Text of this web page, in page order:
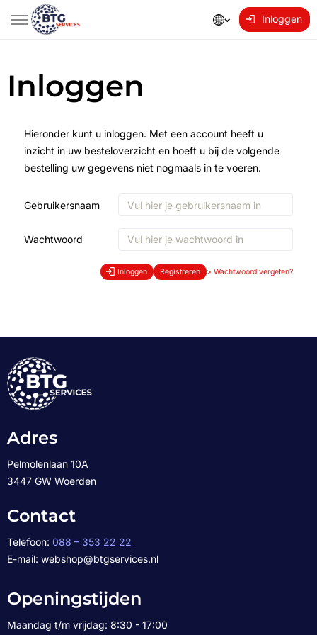
Inloggen
Inloggen
Hieronder kunt u inloggen. Met een account heeft u
inzicht in uw besteloverzicht en hoeft u bij de volgende
bestelling uw gegevens niet nogmaals in te voeren.
Gebruikersnaam
Wachtwoord
Inloggen Registreren > Wachtwoord vergeten?
Adres
Pelmolenlaan 10A
3447 GW Woerden
Contact
Telefoon: 088 – 353 22 22
E-mail: webshop@btgservices.nl
Openingstijden
Maandag t/m vrijdag: 8:30 - 17:00